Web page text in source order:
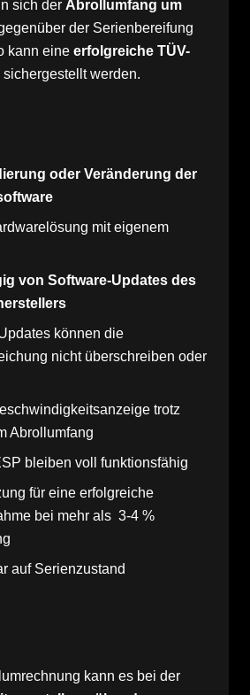
sich der Abrollumfang um
der Serienbereifung
kann eine erfolgreiche TÜV-
sichergestellt werden.
oder Veränderung der
mit eigenem
von Software-Updates des
können die
nicht überschreiben oder
trotz
Abrollumfang
bleiben voll funktionsfähig
für eine erfolgreiche
bei mehr als 3-4 %
auf Serienzustand
kann es bei der